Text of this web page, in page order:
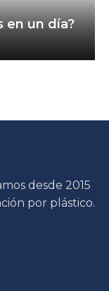
en un día?
desde 2015
por plástico.